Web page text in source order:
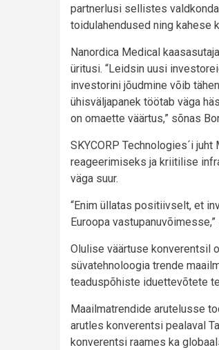
partnerlusi sellistes
toidulahendused ning kahese
Nanordica Medical
üritusi. “Leidsin uusi
investorini jõudmine võib
ühisväljapanek töötab väga
on omaette väärtus,” sõnas
SKYCORP Technologies´i
reageerimiseks ja kriitilise
väga suur.
“Enim üllatas positiivselt, et
Euroopa
Olulise väärtuse konverentsil
süvatehnoloogia trende
teaduspõhiste iduettevõtete
Maailmatrendide arutelusse
arutles konverentsi pealaval
konverentsi raames ka